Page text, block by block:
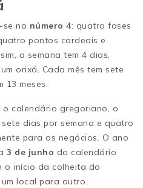
se no número 4: quatro fases
pontos cardeais e
a semana tem 4 dias,
orixá. Cada mês tem sete
13 meses.
o calendário gregoriano, o
dias por semana e quatro
para os negócios. O ano
3 de junho do calendário
o início da colheita do
local para outro.